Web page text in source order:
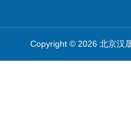
Copyright © 2026 北京汉